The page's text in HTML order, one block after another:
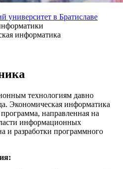
университет в Братиславе
информатика
технологиям давно
Экономическая информатика
направленная на
информационных
и разработки программного